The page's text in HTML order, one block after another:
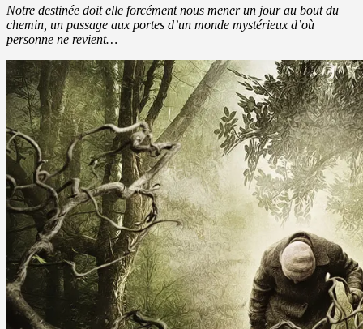
Notre destinée doit elle forcément nous mener un jour au bout du
chemin, un passage aux portes d’un monde mystérieux d’où
personne ne revient…